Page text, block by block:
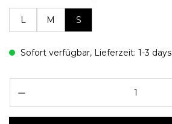
L M S
Sofort verfügbar, Lieferzeit: 1-3 days